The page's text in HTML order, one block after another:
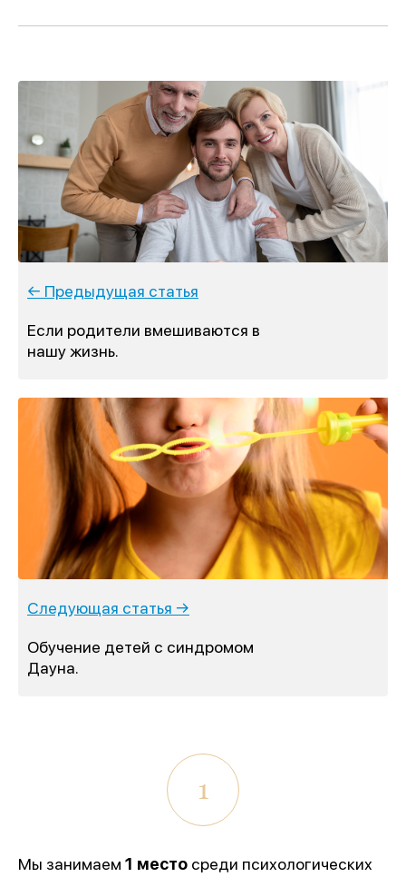
← Предыдущая статья
Если родители вмешиваются в
нашу жизнь.
Следующая статья →
Обучение детей с синдромом
Дауна.
1
Мы занимаем 1 место среди психологических